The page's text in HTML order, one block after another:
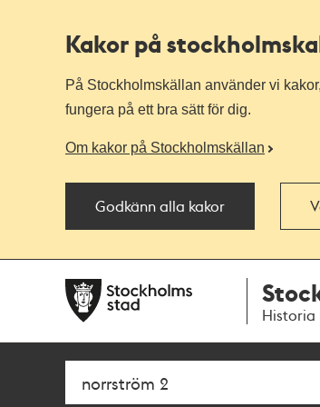
Kakor på
På Stockholmskällan använder vi
fungera på ett bra sätt för dig.
Om kakor på Stockholmskällan
Godkänn alla kakor
navigationen
huvudinnehållet
Historia
Sök